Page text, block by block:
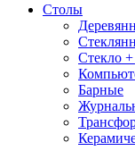
Столы
Стекло +
Барные